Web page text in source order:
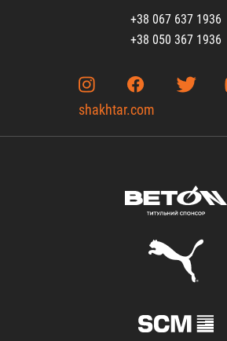
+38 067 637 1936
+38 050 367 1936
shakhtar.com